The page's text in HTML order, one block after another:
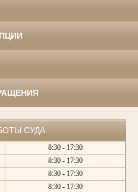
СУДА
8:30 - 17:30
8:30 - 17:30
8:30 - 17:30
8:30 - 17:30